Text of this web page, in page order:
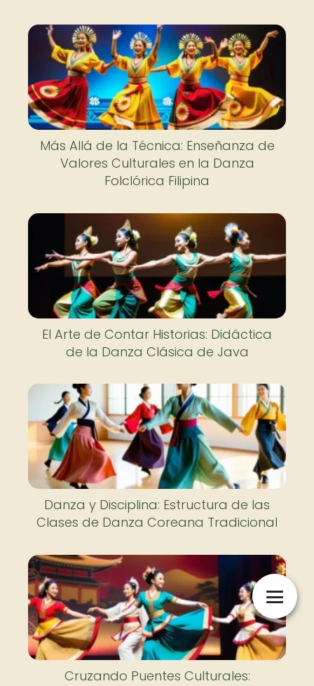
Más Allá de la Técnica: Enseñanza de
Valores Culturales en la Danza
Folclórica Filipina
El Arte de Contar Historias: Didáctica
de la Danza Clásica de Java
Danza y Disciplina: Estructura de las
Clases de Danza Coreana Tradicional
Cruzando Puentes Culturales: